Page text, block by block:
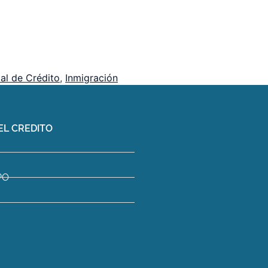
de Crédito, Inmigración
CREDITO